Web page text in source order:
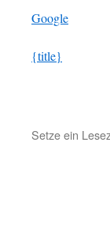
Google
{title}
Setze ein